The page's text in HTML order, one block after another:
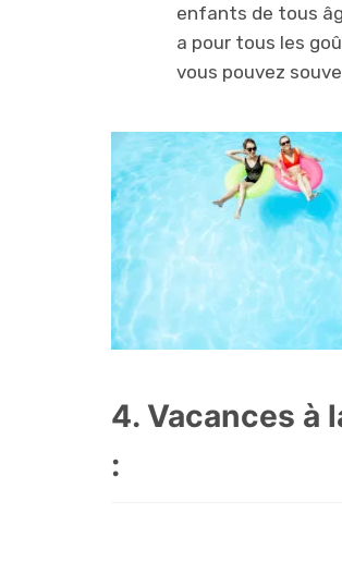
enfants de tous
a pour tous les
vous pouvez
4. Vacances à
: